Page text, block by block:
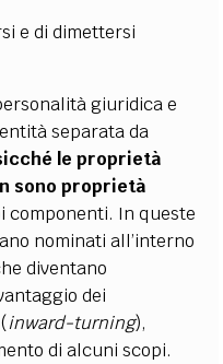
e di dimettersi
giuridica e
separata da
le proprietà
sono proprietà
componenti. In queste
nominati all’interno
diventano
dei
inward-turning),
di alcuni scopi.